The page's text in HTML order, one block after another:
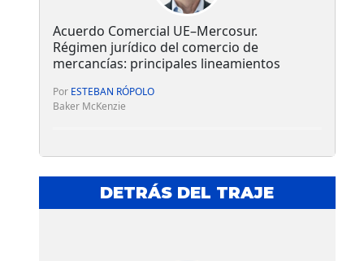
Acuerdo Comercial UE–Mercosur.
Régimen jurídico del comercio de
mercancías: principales lineamientos
Por ESTEBAN RÓPOLO
Baker McKenzie
DETRÁS DEL TRAJE